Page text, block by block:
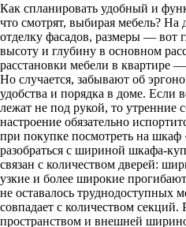
Как спланировать удобный и
что смотрят, выбирая мебель? На
отделку фасадов, размеры —
высоту и глубину в основном
расстановки мебели в квартире
Но случается, забывают об
удобства и порядка в доме.
лежат не под рукой, то утренние
настроение обязательно
при покупке посмотреть на
разобраться с шириной шкафа-
связан с количеством дверей:
узкие и более широкие
не оставалось труднодоступных
совпадает с количеством
пространством и внешней